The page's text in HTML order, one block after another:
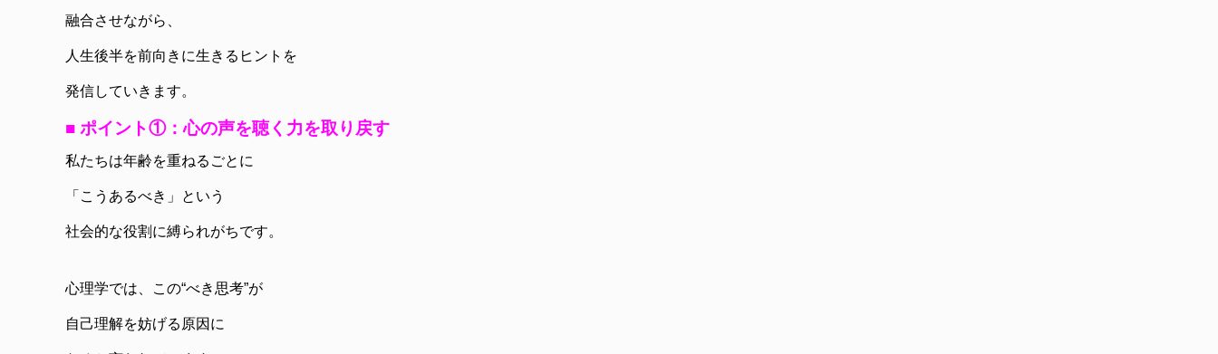
融合させながら、
人生後半を前向きに生きるヒントを
発信していきます。
■ ポイント①：心の声を聴く力を取り戻す
私たちは年齢を重ねるごとに
「こうあるべき」という
社会的な役割に縛られがちです。
心理学では、この“べき思考”が
自己理解を妨げる原因に